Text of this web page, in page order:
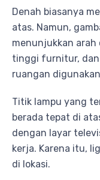
Denah biasanya
atas. Namun,
menunjukkan arah
tinggi furnitur,
ruangan
Titik lampu yang
berada tepat di
dengan layar
kerja. Karena itu,
di lokasi.